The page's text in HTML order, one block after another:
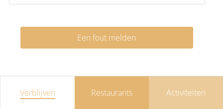
Een fout melden
Verblijven Restaurants Activiteiten